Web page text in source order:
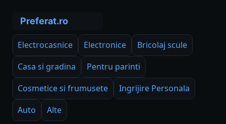
Electrocasnice Electronice
Bricolaj scule
Casa si gradina
Pentru parinti
Cosmetice si frumusete
Ingrijire Personala
Auto
Alte